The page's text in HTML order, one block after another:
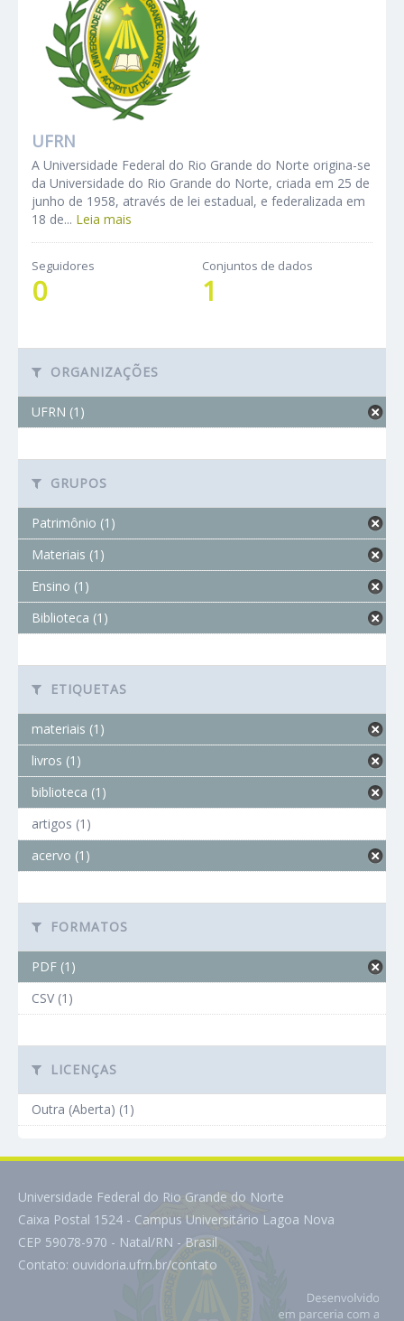
UFRN
A Universidade Federal do Rio Grande do Norte origina-se
da Universidade do Rio Grande do Norte, criada em 25 de
junho de 1958, através de lei estadual, e federalizada em
18 de... Leia mais
Seguidores
0
Conjuntos de dados
1
ORGANIZAÇÕES
UFRN (1)
GRUPOS
Patrimônio (1)
Materiais (1)
Ensino (1)
Biblioteca (1)
ETIQUETAS
materiais (1)
livros (1)
biblioteca (1)
artigos (1)
acervo (1)
FORMATOS
PDF (1)
CSV (1)
LICENÇAS
Outra (Aberta) (1)
Universidade Federal do Rio Grande do Norte
Caixa Postal 1524 - Campus Universitário Lagoa Nova
CEP 59078-970 - Natal/RN - Brasil
Contato: ouvidoria.ufrn.br/contato